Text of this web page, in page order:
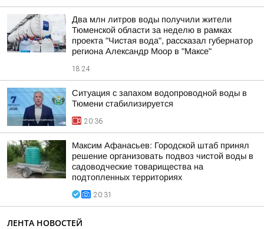
Два млн литров воды получили жители
Тюменской области за неделю в рамках
проекта "Чистая вода", рассказал губернатор
региона Александр Моор в "Максе"
18:24
Ситуация с запахом водопроводной воды в
Тюмени стабилизируется
20:36
Максим Афанасьев: Городской штаб принял
решение организовать подвоз чистой воды в
садоводческие товарищества на
подтопленных территориях
20:31
ЛЕНТА НОВОСТЕЙ